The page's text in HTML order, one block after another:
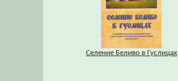
Селение Беливо в Гуслицах